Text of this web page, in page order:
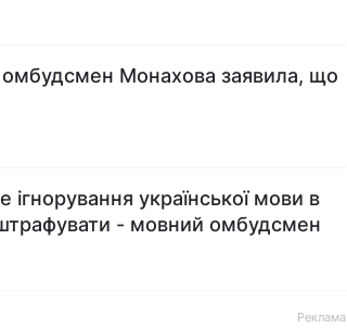
Монахова заявила, що
української мови в
- мовний омбудсмен
Реклама